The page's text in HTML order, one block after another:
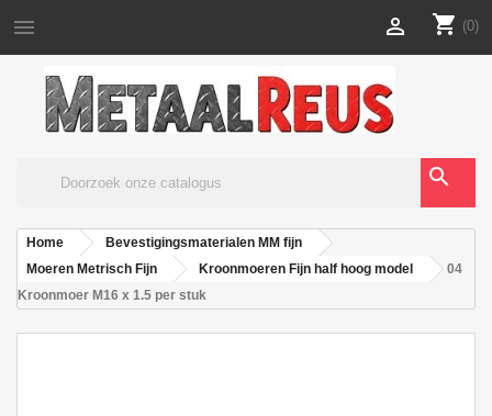
 shopping_cart (0)

search
Home
Bevestigingsmaterialen MM fijn
Moeren Metrisch Fijn
Kroonmoeren Fijn half hoog model
04
Kroonmoer M16 x 1.5 per stuk